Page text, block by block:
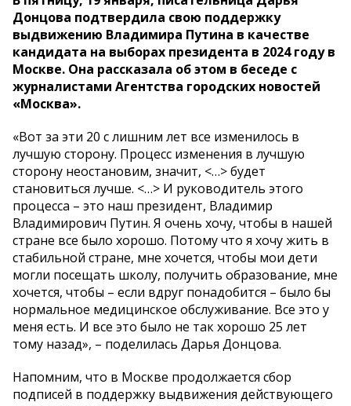
Донцова подтвердила свою поддержку
выдвижению Владимира Путина в качестве
кандидата на выборах президента в 2024 году в
Москве. Она рассказала об этом в беседе с
журналистами Агентства городских новостей
«Москва».
«Вот за эти 20 с лишним лет все изменилось в
лучшую сторону. Процесс изменения в лучшую
сторону неостановим, значит, <…> будет
становиться лучше. <…> И руководитель этого
процесса – это наш президент, Владимир
Владимирович Путин. Я очень хочу, чтобы в нашей
стране все было хорошо. Потому что я хочу жить в
стабильной стране, мне хочется, чтобы мои дети
могли посещать школу, получить образование, мне
хочется, чтобы – если вдруг понадобится – было бы
нормальное медицинское обслуживание. Все это у
меня есть. И все это было не так хорошо 25 лет
тому назад», – поделилась Дарья Донцова.
Напомним, что в Москве продолжается сбор
подписей в поддержку выдвижения действующего